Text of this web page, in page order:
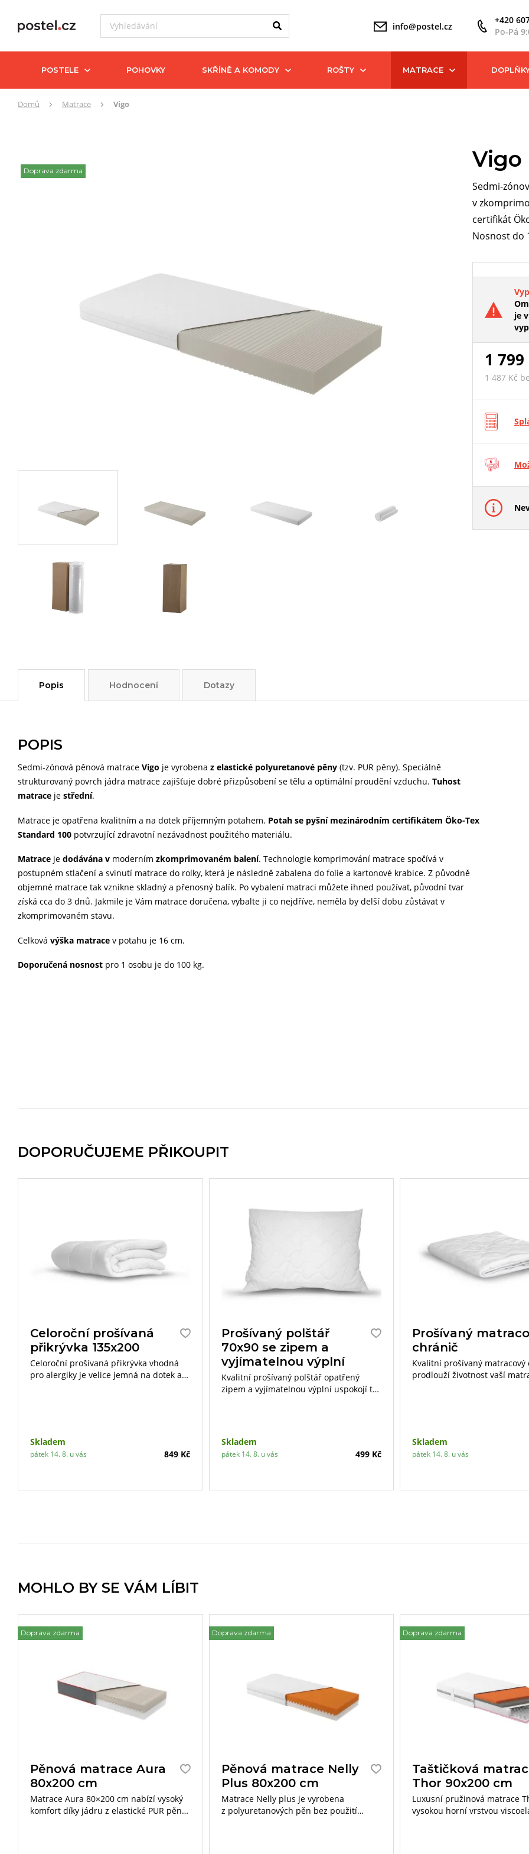
info@postel.cz
+420
Po-Pá
POSTELE POHOVKY SKŘÍNĚ A KOMODY ROŠTY MATRACE
ZdeDomů Matrace Vigo
Vigo
Sedmi-
v
certifikát
Nosnost do
Doprava zdarma
je
1
1 487 Kč
Popis Hodnocení Dotazy
POPIS
Sedmi-zónová pěnová matrace Vigo je vyrobena z elastické polyuretanové pěny (tzv. PUR pěny). Speciálně
strukturovaný povrch jádra matrace zajišťuje dobré přizpůsobení se tělu a optimální proudění vzduchu. Tuhost
matrace je střední.
Matrace je opatřena kvalitním a na dotek příjemným potahem. Potah se pyšní mezinárodním certifikátem Öko-Tex
Standard 100 potvrzující zdravotní nezávadnost použitého materiálu.
Matrace je dodávána v moderním zkomprimovaném balení. Technologie komprimování matrace spočívá v
postupném stlačení a svinutí matrace do rolky, která je následně zabalena do folie a kartonové krabice. Z původně
objemné matrace tak vznikne skladný a přenosný balík. Po vybalení matraci můžete ihned používat, původní tvar
získá cca do 3 dnů. Jakmile je Vám matrace doručena, vybalte ji co nejdříve, neměla by delší dobu zůstávat v
zkomprimovaném stavu.
Celková výška matrace v potahu je 16 cm.
Doporučená nosnost pro 1 osobu je do 100 kg.
DOPORUČUJEME PŘIKOUPIT
Celoroční prošívaná
přikrývka 135x200
Celoroční prošívaná přikrývka vhodná
pro alergiky je velice jemná na dotek a
Skladem
pátek 14. 8. u vás 849 Kč
Prošívaný polštář
70x90 se zipem a
vyjímatelnou výplní
Kvalitní prošívaný polštář opatřený
zipem a vyjímatelnou výplní uspokojí ty
Skladem
pátek 14. 8. u vás 499 Kč
Prošívaný
chránič
Kvalitní prošívaný matracový
prodlouží životnost vaší
Skladem
pátek 14. 8. u vás
MOHLO BY SE VÁM LÍBIT
Doprava zdarma
Pěnová matrace Aura
80x200 cm
Matrace Aura 80×200 cm nabízí vysoký
komfort díky jádru z elastické PUR pěny
Doprava zdarma
Pěnová matrace Nelly
Plus 80x200 cm
Matrace Nelly plus je vyrobena
z polyuretanových pěn bez použití
Doprava zdarma
Taštičková
Thor 90x200 cm
Luxusní pružinová matrace
vysokou horní vrstvou